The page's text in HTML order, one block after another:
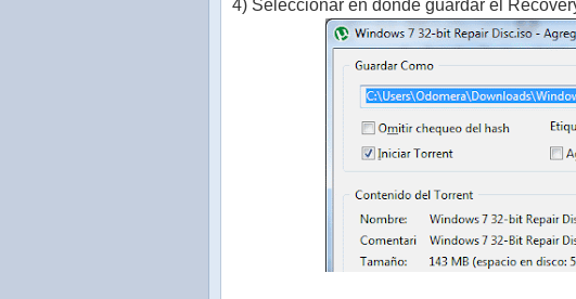
4) Seleccionar en donde guardar el